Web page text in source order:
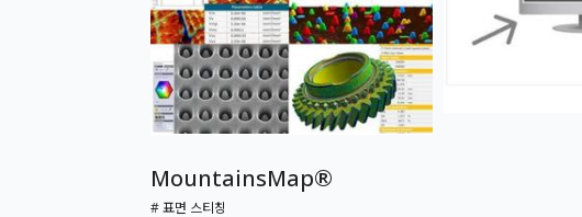
MountainsMap®
# 표면 스티칭